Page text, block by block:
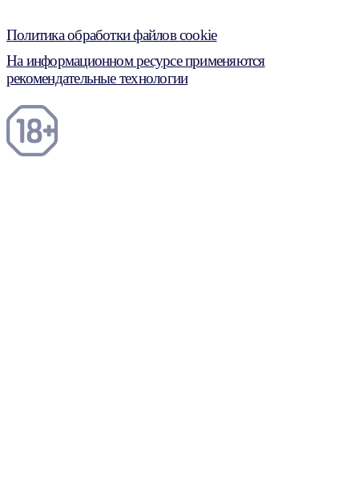
Политика обработки файлов cookie
На информационном ресурсе применяются
рекомендательные технологии